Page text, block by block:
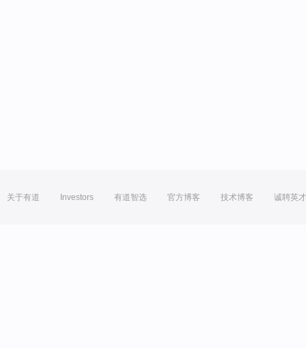
关于有道 Investors 有道智选 官方博客 技术博客 诚聘英才